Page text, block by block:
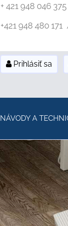
+ 421 948 046
+421 948 480
Prihlásiť sa
NÁVODY A